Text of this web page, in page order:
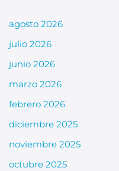
agosto 2026
julio 2026
junio 2026
marzo 2026
febrero 2026
diciembre 2025
noviembre 2025
octubre 2025